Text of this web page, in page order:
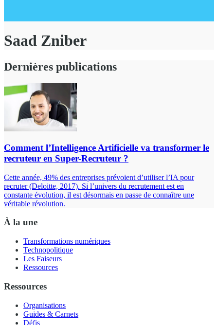
Saad Zniber
Dernières publications
Comment l’Intelligence Artificielle va transformer le
recruteur en Super-Recruteur ?
Cette année, 49% des entreprises prévoient d’utiliser l’IA pour
recruter (Deloitte, 2017). Si l’univers du recrutement est en
constante évolution, il est désormais en passe de connaître une
véritable révolution.
À la une
Transformations numériques
Technopolitique
Les Faiseurs
Ressources
Ressources
Organisations
Guides & Carnets
Défis